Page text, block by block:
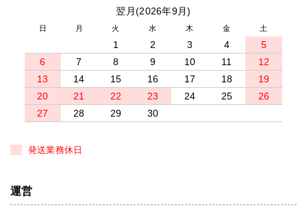
翌月(2026年9月)
日 月 火 水 木 金 土
1 2 3 4
5
6
7 8 9 10 11
12
13
14 15 16 17 18
19
20
21 22 23 24 25
26
27
28 29 30
発送業務休日
運営